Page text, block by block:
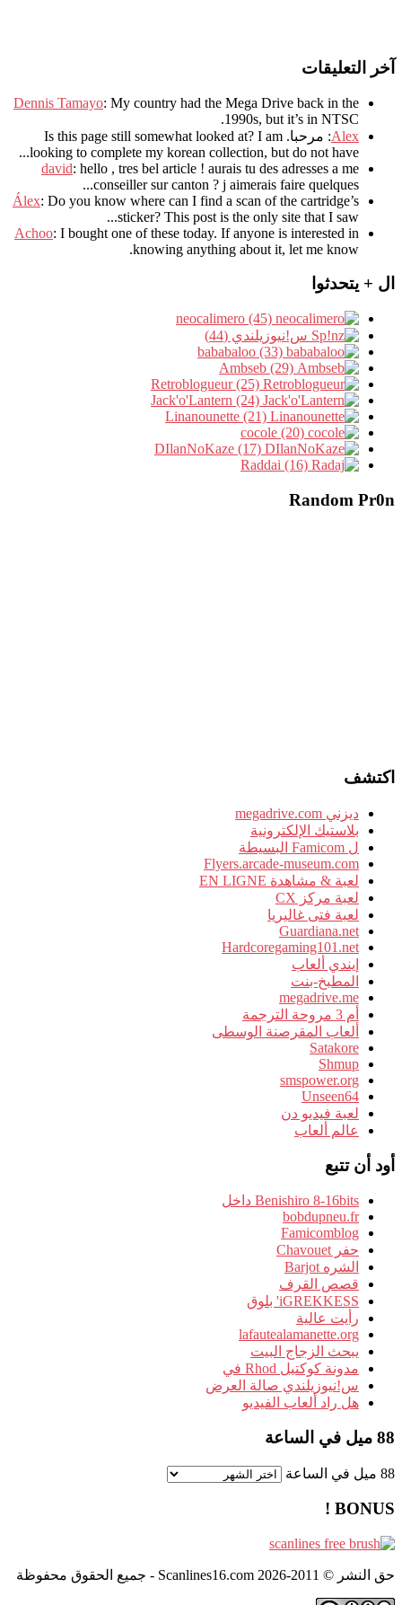
آخر التعليقات
Dennis Tamayo: My country had the Mega Drive back in the
1990s, but it’s in NTSC
.
Alex: مرحبا. Is this page still somewhat looked at? I am
looking to complete my korean collection, but do not have..
.
david: hello , tres bel article ! aurais tu des adresses a me
conseiller sur canton ? j aimerais faire quelques..
.
Álex: Do you know where can I find a scan of the cartridge’s
sticker? This post is the only site that I saw...
Achoo: I bought one of these today. If anyone is interested in
knowing anything about it, let me know.
ال + يتحدثوا
س!نيوزيلندي (44)
Random Pr0n
اكتشف
ديزني megadrive.com
بلاستيك الإلكترونية
ل Famicom البسيطة
Flyers.arcade-museum.com
لعبة & مشاهدة EN LIGNE
لعبة مركز CX
لعبة فتى غاليريا
Guardiana.net
Hardcoregaming101.net
إيندي ألعاب
المطبخ-بنت
megadrive.me
أم 3 مروحة الترجمة
ألعاب المقرصنة الوسطى
Satakore
Shmup
smspower.org
Unseen64
لعبة فيديو دن
عالم ألعاب
أود أن تتبع
Benishiro 8-16bits داخل
bobdupneu.fr
Famicomblog
حفر Chavouet
الشره Barjot
قصص القرف
iGREKKESS' بلوق
رأيت عالية
lafautealamanette.org
يبحث الزجاج البيت
مدونة كوكتيل Rhod في
س!نيوزيلندي صالة العرض
هل راد ألعاب الفيديو
88 ميل في الساعة
88 ميل في الساعة
BONUS !
حق النشر © 2011-2026 Scanlines16.com - جميع الحقوق محفوظة